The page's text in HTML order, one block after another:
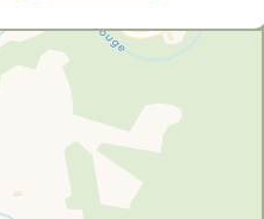
chargement de la carte...